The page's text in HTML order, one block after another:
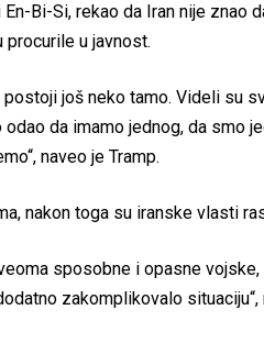
En-Bi-Si, rekao da Iran nije
u javnost.
postoji još neko tamo. Videli su
odao da imamo jednog, da smo
naveo je Tramp.
nakon toga su iranske vlasti
sposobne i opasne
zakomplikovalo situaciju“,